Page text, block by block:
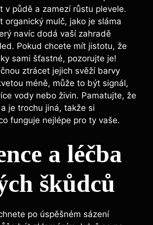
v půdě a zamezí růstu plevele.
organický mulč, jako je sláma
navíc dodá vaší zahradě
Pokud chcete mít jistotu, že
sami šťastné, pozorujte je!
ztrácet jejich svěží barvy
méně, může to být signál,
vody nebo živin. Pamatujte, že
je trochu jiná, takže si
funguje nejlépe pro ty vaše.
a léčba
škůdců
po úspěšném sázení